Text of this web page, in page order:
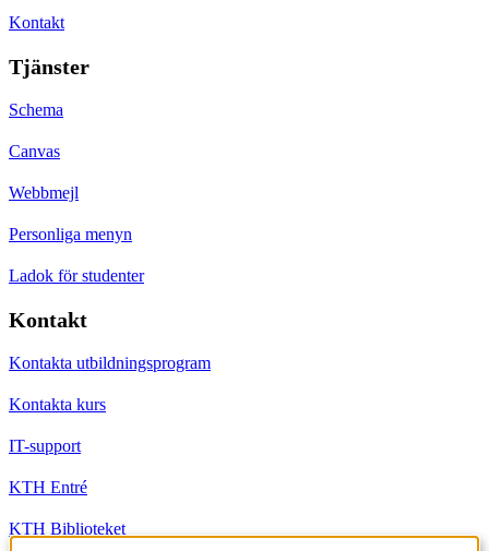
Kontakt
Tjänster
Schema
Canvas
Webbmejl
Personliga menyn
Ladok för studenter
Kontakt
Kontakta utbildningsprogram
Kontakta kurs
IT-support
KTH Entré
KTH Biblioteket